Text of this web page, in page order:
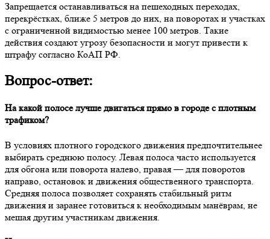
Запрещается останавливаться на пешеходных переходах,
перекрёстках, ближе 5 метров до них, на поворотах и участках
с ограниченной видимостью менее 100 метров. Такие
действия создают угрозу безопасности и могут привести к
штрафу согласно КоАП РФ.
Вопрос-ответ:
На какой полосе лучше двигаться прямо в городе с плотным
трафиком?
В условиях плотного городского движения предпочтительнее
выбирать среднюю полосу. Левая полоса часто используется
для обгона или поворота налево, правая — для поворотов
направо, остановок и движения общественного транспорта.
Средняя полоса позволяет сохранять стабильный ритм
движения и заранее готовиться к необходимым манёврам, не
мешая другим участникам движения.